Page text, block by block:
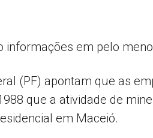
informações em pelo
(PF) apontam que as
que a atividade de
em Maceió.